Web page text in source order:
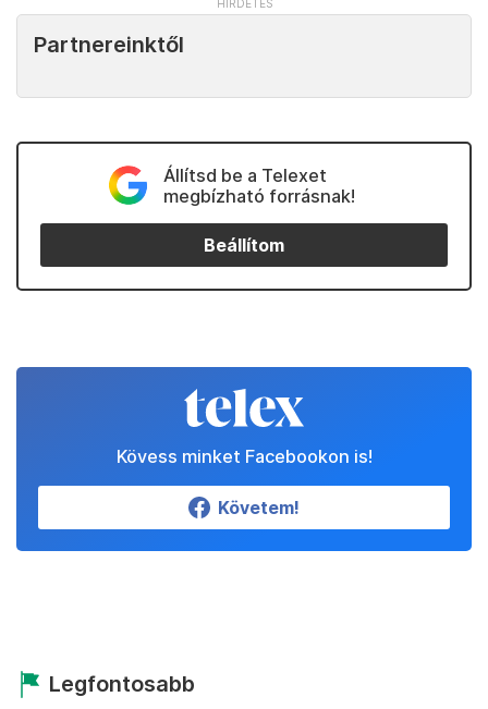
Partnereinktől
Állítsd be a Telexet
megbízható forrásnak!
Beállítom
Kövess minket Facebookon is!
Követem!
Legfontosabb